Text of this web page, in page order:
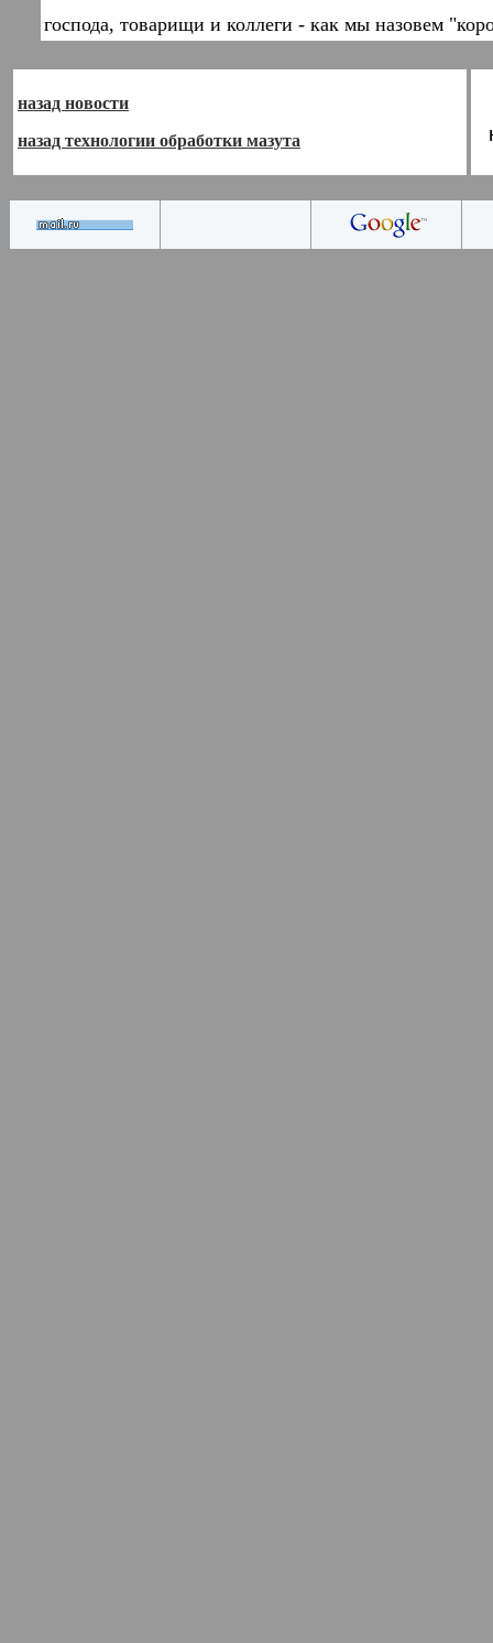
господа, товарищи и коллеги - как мы назовем
назад новости
назад технологии обработки мазута